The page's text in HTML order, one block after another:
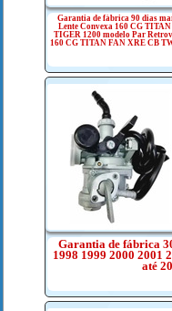
Garantia de fábrica 90 dias
Lente Convexa 160 CG
TIGER 1200 modelo Par
160 CG TITAN FAN XRE CB
Garantia de fábrica
1998 1999 2000 2001
até